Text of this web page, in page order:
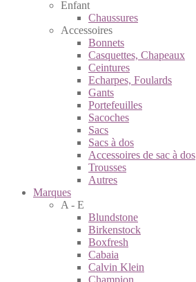
Enfant
Chaussures
Accessoires
Bonnets
Casquettes, Chapeaux
Ceintures
Echarpes, Foulards
Gants
Portefeuilles
Sacoches
Sacs
Sacs à dos
Accessoires de sac à dos
Trousses
Autres
Marques
A - E
Blundstone
Birkenstock
Boxfresh
Cabaia
Calvin Klein
Champion